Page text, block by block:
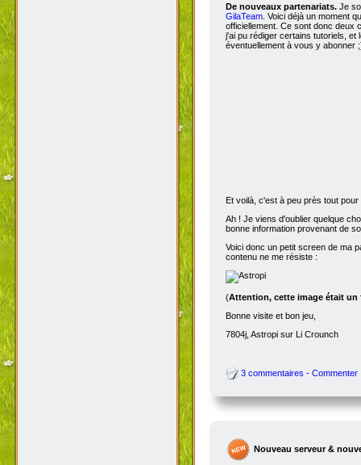
De nouveaux partenariats. Je
GilaTeam . Voici déjà un moment
officiellement. Ce sont donc deux
j'ai pu rédiger certains tutoriels,
éventuellement à vous y abonner
Et voilà, c'est à peu près tout
Ah ! Je viens d'oublier quelque
bonne information provenant de
Voici donc un petit screen de ma
contenu ne me résiste :
(Attention, cette image était un
Bonne visite et bon jeu,
7804j, Astropi sur Li Crounch
3 commentaires - Commenter
Nouveau serveur &